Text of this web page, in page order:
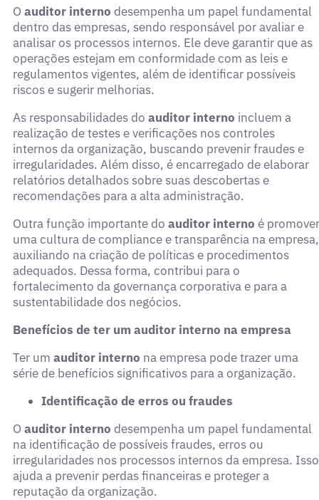
O auditor interno desempenha um papel fundamental
dentro das empresas, sendo responsável por avaliar e
analisar os processos internos. Ele deve garantir que as
operações estejam em conformidade com as leis e
regulamentos vigentes, além de identificar possíveis
riscos e sugerir melhorias.
As responsabilidades do auditor interno incluem a
realização de testes e verificações nos controles
internos da organização, buscando prevenir fraudes e
irregularidades. Além disso, é encarregado de elaborar
relatórios detalhados sobre suas descobertas e
recomendações para a alta administração.
Outra função importante do auditor interno é promover
uma cultura de compliance e transparência na empresa,
auxiliando na criação de políticas e procedimentos
adequados. Dessa forma, contribui para o
fortalecimento da governança corporativa e para a
sustentabilidade dos negócios.
Benefícios de ter um auditor interno na empresa
Ter um auditor interno na empresa pode trazer uma
série de benefícios significativos para a organização.
Identificação de erros ou fraudes
O auditor interno desempenha um papel fundamental
na identificação de possíveis fraudes, erros ou
irregularidades nos processos internos da empresa. Isso
ajuda a prevenir perdas financeiras e proteger a
reputação da organização.